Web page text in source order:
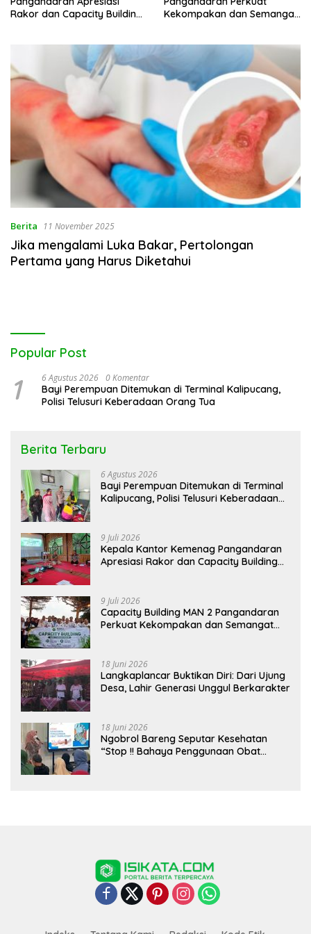
Rakor dan Capacity Building
Kekompakan dan Semangat
Berita 11 November 2025
Jika mengalami Luka Bakar, Pertolongan
Pertama yang Harus Diketahui
Popular Post
1 6 Agustus 2026 0 Komentar
Bayi Perempuan Ditemukan di Terminal Kalipucang,
Polisi Telusuri Keberadaan Orang Tua
Berita Terbaru
6 Agustus 2026
Bayi Perempuan Ditemukan di Terminal
Kalipucang, Polisi Telusuri Keberadaan
9 Juli 2026
Kepala Kantor Kemenag Pangandaran
Apresiasi Rakor dan Capacity Building
9 Juli 2026
Capacity Building MAN 2 Pangandaran
Perkuat Kekompakan dan Semangat
18 Juni 2026
Langkaplancar Buktikan Diri: Dari Ujung
Desa, Lahir Generasi Unggul Berkarakter
18 Juni 2026
Ngobrol Bareng Seputar Kesehatan
“Stop !! Bahaya Penggunaan Obat